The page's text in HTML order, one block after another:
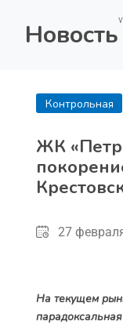
Новость
Контрольная
ЖК
27
На текущем